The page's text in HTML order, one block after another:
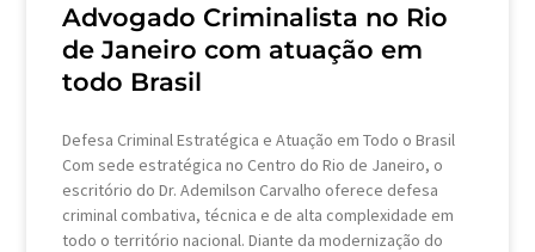
Advogado Criminalista no Rio
de Janeiro com atuação em
todo Brasil
Defesa Criminal Estratégica e Atuação em Todo o Brasil
Com sede estratégica no Centro do Rio de Janeiro, o
escritório do Dr. Ademilson Carvalho oferece defesa
criminal combativa, técnica e de alta complexidade em
todo o território nacional. Diante da modernização do